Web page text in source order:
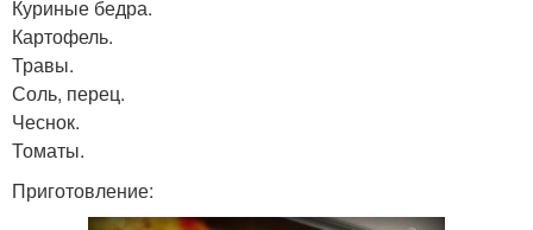
Куриные бедра.
Картофель.
Травы.
Соль, перец.
Чеснок.
Томаты.
Приготовление: